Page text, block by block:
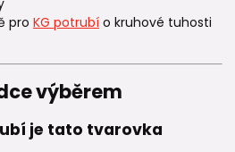
pro KG potrubí o kruhové tuhosti
výběrem
je tato tvarovka